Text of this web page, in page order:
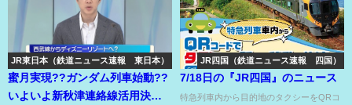
JR東日本（鉄道ニュース速報 東日本）
蜜月実現??ガンダム列車始動??
いよいよ新秋津連絡線活用決定⁉
JR四国（鉄道ニュース速報 四国）
7/18日の『JR四国』のニュース
特急列車内から目的地のタクシーをQRコ